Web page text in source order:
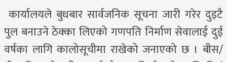
कार्यालयले बुधबार सार्वजनिक सूचना जारी गरेर दुइटै
पुल बनाउने ठेक्का लिएको गणपति निर्माण सेवालाई दुई
वर्षका लागि कालोसूचीमा राखेको जनाएको छ । बीस/